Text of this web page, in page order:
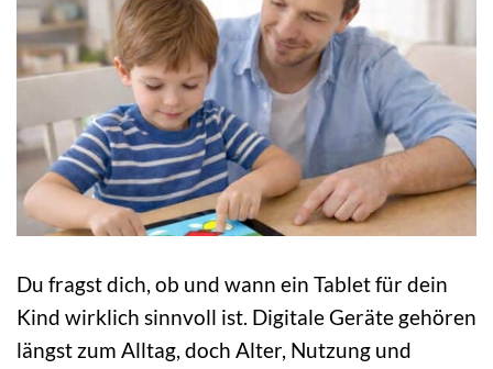
Du fragst dich, ob und wann ein Tablet für dein
Kind wirklich sinnvoll ist. Digitale Geräte gehören
längst zum Alltag, doch Alter, Nutzung und